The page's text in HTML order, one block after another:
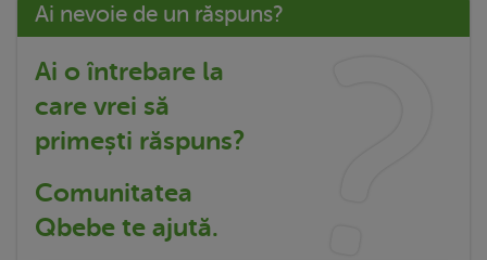
Ai nevoie de un răspuns?
Ai o întrebare la
care vrei să
primești răspuns?
Comunitatea
Qbebe te ajută.